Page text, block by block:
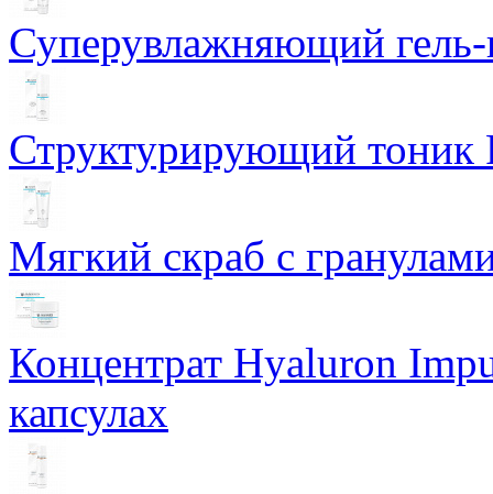
Суперувлажняющий
Структурирующий тоник
Мягкий скраб с
Концентрат Hyaluron
капсулах